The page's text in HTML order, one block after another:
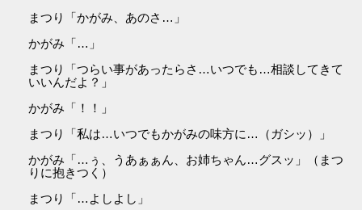
まつり「かがみ、あのさ…」
かがみ「…」
まつり「つらい事があったらさ…いつでも…相談してきて
いいんだよ？」
かがみ「！！」
まつり「私は…いつでもかがみの味方に…（ガシッ）」
かがみ「…ぅ、うあぁぁん、お姉ちゃん…グスッ」（まつ
りに抱きつく）
まつり「…よしよし」